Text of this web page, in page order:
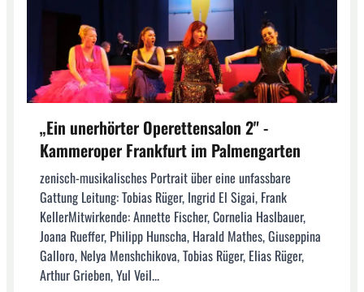
„Ein unerhörter Operettensalon 2" -
Kammeroper Frankfurt im Palmengarten
zenisch-musikalisches Portrait über eine unfassbare
Gattung Leitung: Tobias Rüger, Ingrid El Sigai, Frank
KellerMitwirkende: Annette Fischer, Cornelia Haslbauer,
Joana Rueffer, Philipp Hunscha, Harald Mathes, Giuseppina
Galloro, Nelya Menshchikova, Tobias Rüger, Elias Rüger,
Arthur Grieben, Yul Veil...